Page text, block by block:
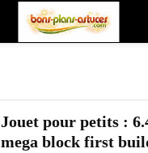
Jouet pour petits :
mega block first